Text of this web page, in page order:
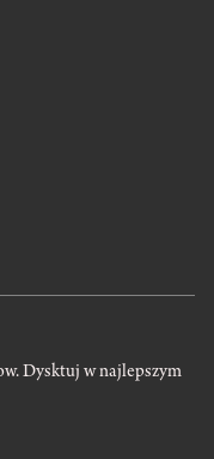
Dysktuj w najlepszym